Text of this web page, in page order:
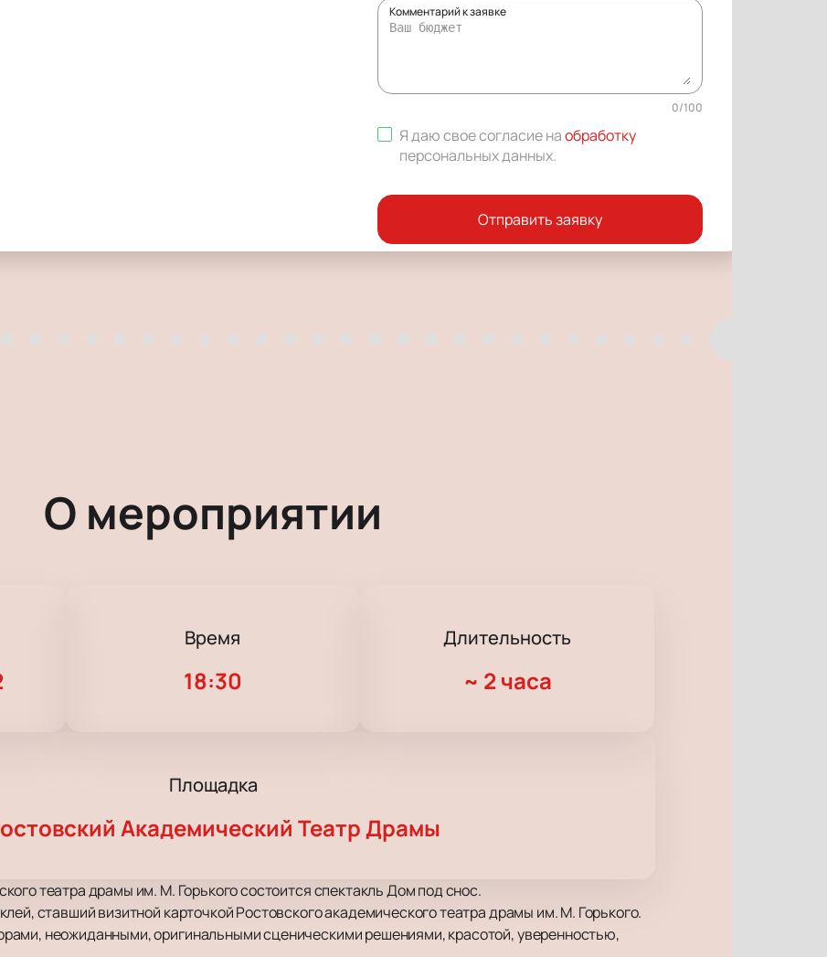
Комментарий к заявке
0/100
Я даю свое согласие наобработку
персональных данных.
Отправить заявку
О мероприятии
Время
18:30
Длительность
~ 2 часа
Площадка
Академический Театр Драмы
театра драмы им. М. Горького состоится спектакль Дом под снос.
ставший визитной карточкой Ростовского академического театра драмы им. М. Горького.
неожиданными, оригинальными сценическими решениями, красотой, уверенностью,